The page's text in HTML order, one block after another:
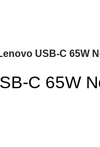
USB-C 65W
C 65W